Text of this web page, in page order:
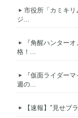
市役所「カミキ
ジ...
『角醒ハンター
格！...
『仮面ライダー
週の...
【速報】"見せ